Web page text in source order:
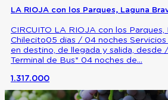
LA RIOJA con los Parques, Laguna
CIRCUITO LA RIOJA con los Parques,
Chilecito05 dias / 04 noches Servicios
en destino, de llegada y salida, desde
Terminal de Bus* 04 noches de...
1.317.000